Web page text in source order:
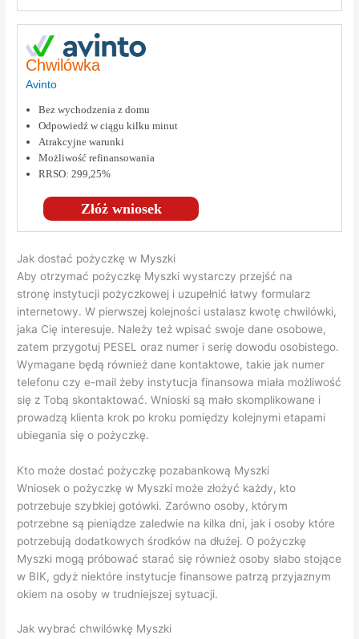
Chwilówka
Avinto
Złóż wniosek
Bez wychodzenia z domu
Odpowiedź w ciągu kilku minut
Atrakcyjne warunki
Możliwość refinansowania
RRSO: 299,25%
Jak dostać pożyczkę w Myszki
Aby otrzymać pożyczkę Myszki wystarczy przejść na
stronę instytucji pożyczkowej i uzupełnić łatwy formularz
internetowy. W pierwszej kolejności ustalasz kwotę chwilówki,
jaka Cię interesuje. Należy też wpisać swoje dane osobowe,
zatem przygotuj PESEL oraz numer i serię dowodu osobistego.
Wymagane będą również dane kontaktowe, takie jak numer
telefonu czy e-mail żeby instytucja finansowa miała możliwość
się z Tobą skontaktować. Wnioski są mało skomplikowane i
prowadzą klienta krok po kroku pomiędzy kolejnymi etapami
ubiegania się o pożyczkę.
Kto może dostać pożyczkę pozabankową Myszki
Wniosek o pożyczkę w Myszki może złożyć każdy, kto
potrzebuje szybkiej gotówki. Zarówno osoby, którym
potrzebne są pieniądze zaledwie na kilka dni, jak i osoby które
potrzebują dodatkowych środków na dłużej. O pożyczkę
Myszki mogą próbować starać się również osoby słabo stojące
w BIK, gdyż niektóre instytucje finansowe patrzą przyjaznym
okiem na osoby w trudniejszej sytuacji.
Jak wybrać chwilówkę Myszki